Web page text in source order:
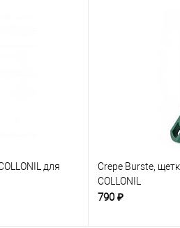
для
Crepe Burste,
COLLONIL
790 ₽